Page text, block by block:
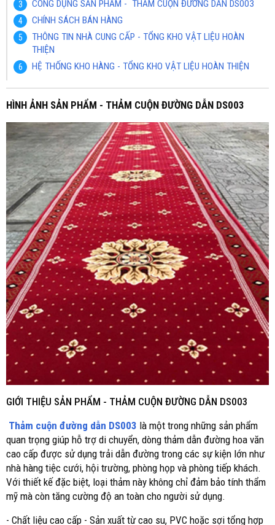
CÔNG DỤNG SẢN PHẨM - THẢM CUỘN ĐƯỜNG DẪN DS003
CHÍNH SÁCH BÁN HÀNG
THÔNG TIN NHÀ CUNG CẤP - TỔNG KHO VẬT LIỆU HOÀN
THIỆN
HỆ THỐNG KHO HÀNG - TỔNG KHO VẬT LIỆU HOÀN THIỆN
HÌNH ẢNH SẢN PHẨM - THẢM CUỘN ĐƯỜNG DẪN DS003
GIỚI THIỆU SẢN PHẨM - THẢM CUỘN ĐƯỜNG DẪN DS003
Thảm cuộn đường dẫn DS003 là một trong những sản phẩm
quan trọng giúp hỗ trợ di chuyển, dòng thảm dẫn đường hoa văn
cao cấp được sử dụng trải dẫn đường trong các sự kiện lớn như
nhà hàng tiệc cưới, hội trường, phòng họp và phòng tiếp khách.
Với thiết kế đặc biệt, loại thảm này không chỉ đảm bảo tính thẩm
mỹ mà còn tăng cường độ an toàn cho người sử dụng.
- Chất liệu cao cấp - Sản xuất từ cao su, PVC hoặc sợi tổng hợp